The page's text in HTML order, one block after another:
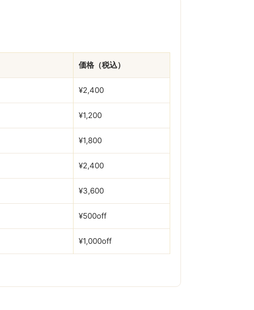
価格（税込）
¥2,400
¥1,200
¥1,800
¥2,400
¥3,600
¥500off
¥1,000off